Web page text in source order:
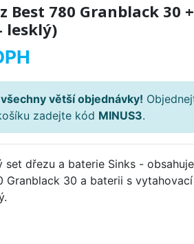
Best 780 Granblack 30
lesklý)
všechny větší objednávky!
zadejte kód MINUS3.
set dřezu a baterie Sinks -
Granblack 30 a baterii s